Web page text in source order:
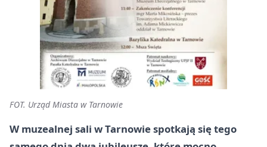
FOT. Urząd Miasta w Tarnowie
W muzealnej sali w Tarnowie spotkają się tego